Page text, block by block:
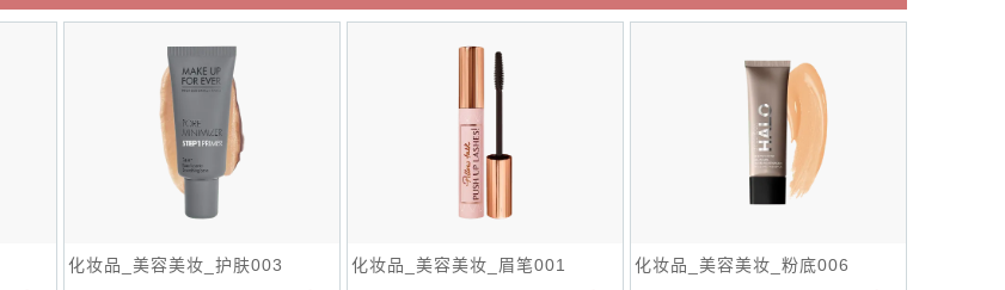
化妆品_美容美妆_护肤003 化妆品_美容美妆_眉笔001 化妆品_美容美妆_粉底006